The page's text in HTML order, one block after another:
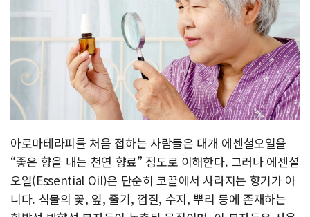
아로마테라피를 처음 접하는 사람들은 대개 에센셜오일을
“좋은 향을 내는 천연 향료” 정도로 이해한다. 그러나 에센셜
오일(Essential Oil)은 단순히 코끝에서 사라지는 향기가 아
니다. 식물의 꽃, 잎, 줄기, 껍질, 수지, 뿌리 등에 존재하는